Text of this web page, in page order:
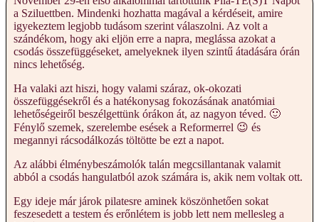
a Sziluettben. Mindenki hozhatta magával a kérdéseit, amire
igyekeztem legjobb tudásom szerint válaszolni. Az volt a
szándékom, hogy aki eljön erre a napra, meglássa azokat a
csodás összefüggéseket, amelyeknek ilyen szintű átadására órán
nincs lehetőség.
Ha valaki azt hiszi, hogy valami száraz, ok-okozati
összefüggésekről és a hatékonysag fokozásának anatómiai
lehetőségeiről beszélgettünk órákon át, az nagyon téved. 🙂
Fénylő szemek, szerelembe esések a Reformerrel 😉 és
megannyi rácsodálkozás töltötte be ezt a napot.
Az alábbi élménybeszámolók talán megcsillantanak valamit
abból a csodás hangulatból azok számára is, akik nem voltak ott.
Egy ideje már járok pilatesre aminek köszönhetően sokat
feszesedett a testem és erőnlétem is jobb lett nem mellesleg a